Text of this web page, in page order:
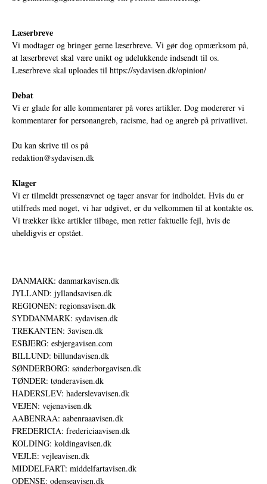
Læserbreve
Vi modtager og bringer gerne læserbreve. Vi gør dog opmærksom på,
at læserbrevet skal være unikt og udelukkende indsendt til os.
Læserbreve skal uploades til https://sydavisen.dk/opinion/
Debat
Vi er glade for alle kommentarer på vores artikler. Dog modererer vi
kommentarer for personangreb, racisme, had og angreb på privatlivet.
Du kan skrive til os på
redaktion@sydavisen.dk
Klager
Vi er tilmeldt pressenævnet og tager ansvar for indholdet. Hvis du er
utilfreds med noget, vi har udgivet, er du velkommen til at kontakte os.
Vi trækker ikke artikler tilbage, men retter faktuelle fejl, hvis de
uheldigvis er opstået.
DANMARK: danmarkavisen.dk
JYLLAND: jyllandsavisen.dk
REGIONEN: regionsavisen.dk
SYDDANMARK: sydavisen.dk
TREKANTEN: 3avisen.dk
ESBJERG: esbjergavisen.com
BILLUND: billundavisen.dk
SØNDERBORG: sønderborgavisen.dk
TØNDER: tønderavisen.dk
HADERSLEV: haderslevavisen.dk
VEJEN: vejenavisen.dk
AABENRAA: aabenraaavisen.dk
FREDERICIA: fredericiaavisen.dk
KOLDING: koldingavisen.dk
VEJLE: vejleavisen.dk
MIDDELFART: middelfartavisen.dk
ODENSE: odenseavisen.dk